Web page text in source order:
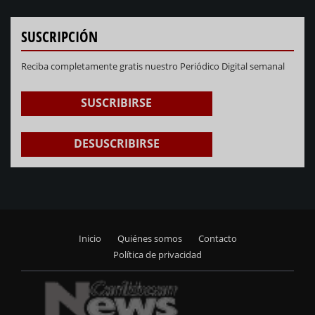
SUSCRIPCIÓN
Reciba completamente gratis nuestro Periódico Digital semanal
SUSCRIBIRSE
DESUSCRIBIRSE
menu
Inicio Quiénes somos
Contacto
Política de privacidad